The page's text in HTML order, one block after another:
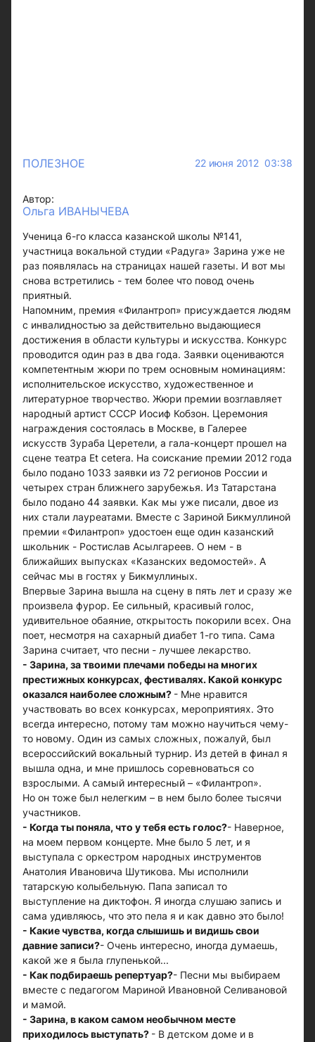
ПОЛЕЗНОЕ 22 июня 2012 03:38
Автор:
Ольга ИВАНЫЧЕВА
Ученица 6-го класса казанской школы №141,
участница вокальной студии «Радуга» Зарина уже не
раз появлялась на страницах нашей газеты. И вот мы
снова встретились - тем более что повод очень
приятный.
Напомним, премия «Филантроп» присуждается людям
с инвалидностью за действительно выдающиеся
достижения в области культуры и искусства. Конкурс
проводится один раз в два года. Заявки оцениваются
компетентным жюри по трем основным номинациям:
исполнительское искусство, художественное и
литературное творчество. Жюри премии возглавляет
народный артист СССР Иосиф Кобзон. Церемония
награждения состоялась в Москве, в Галерее
искусств Зураба Церетели, а гала-концерт прошел на
сцене театра Et cetera. На соискание премии 2012 года
было подано 1033 заявки из 72 регионов России и
четырех стран ближнего зарубежья. Из Татарстана
было подано 44 заявки. Как мы уже писали, двое из
них стали лауреатами. Вместе с Зариной Бикмуллиной
премии «Филантроп» удостоен еще один казанский
школьник - Ростислав Асылгареев. О нем - в
ближайших выпусках «Казанских ведомостей». А
сейчас мы в гостях у Бикмуллиных.
Впервые Зарина вышла на сцену в пять лет и сразу же
произвела фурор. Ее сильный, красивый голос,
удивительное обаяние, открытость покорили всех. Она
поет, несмотря на сахарный диабет 1-го типа. Сама
Зарина считает, что песни - лучшее лекарство.
- Зарина, за твоими плечами победы на многих
престижных конкурсах, фестивалях. Какой конкурс
оказался наиболее сложным? - Мне нравится
участвовать во всех конкурсах, мероприятиях. Это
всегда интересно, потому там можно научиться чему-
то новому. Один из самых сложных, пожалуй, был
всероссийский вокальный турнир. Из детей в финал я
вышла одна, и мне пришлось соревноваться со
взрослыми. А самый интересный – «Филантроп».
Но он тоже был нелегким – в нем было более тысячи
участников.
- Когда ты поняла, что у тебя есть голос?- Наверное,
на моем первом концерте. Мне было 5 лет, и я
выступала с оркестром народных инструментов
Анатолия Ивановича Шутикова. Мы исполнили
татарскую колыбельную. Папа записал то
выступление на диктофон. Я иногда слушаю запись и
сама удивляюсь, что это пела я и как давно это было!
- Какие чувства, когда слышишь и видишь свои
давние записи?- Очень интересно, иногда думаешь,
какой же я была глупенькой...
- Как подбираешь репертуар?- Песни мы выбираем
вместе с педагогом Мариной Ивановной Селивановой
и мамой.
- Зарина, в каком самом необычном месте
приходилось выступать? - В детском доме и в